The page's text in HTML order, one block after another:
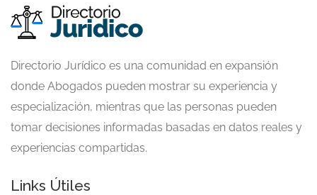
Directorio Jurídico es una comunidad en expansión
donde Abogados pueden mostrar su experiencia y
especialización, mientras que las personas pueden
tomar decisiones informadas basadas en datos reales y
experiencias compartidas.
Links Útiles